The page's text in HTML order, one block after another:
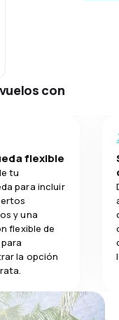
con
flexible
tu
para incluir
y una
flexible de
la opción